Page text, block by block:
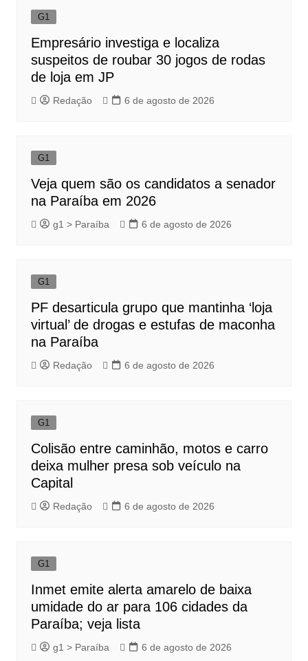
G1
Empresário investiga e localiza
suspeitos de roubar 30 jogos de rodas
de loja em JP
Redação 6 de agosto de 2026
G1
Veja quem são os candidatos a senador
na Paraíba em 2026
g1 > Paraíba 6 de agosto de 2026
G1
PF desarticula grupo que mantinha ‘loja
virtual’ de drogas e estufas de maconha
na Paraíba
Redação 6 de agosto de 2026
G1
Colisão entre caminhão, motos e carro
deixa mulher presa sob veículo na
Capital
Redação 6 de agosto de 2026
G1
Inmet emite alerta amarelo de baixa
umidade do ar para 106 cidades da
Paraíba; veja lista
g1 > Paraíba 6 de agosto de 2026